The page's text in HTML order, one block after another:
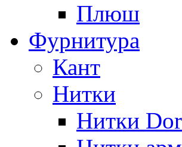
Плюш
Фурнитура
Кант
Нитки
Нитки